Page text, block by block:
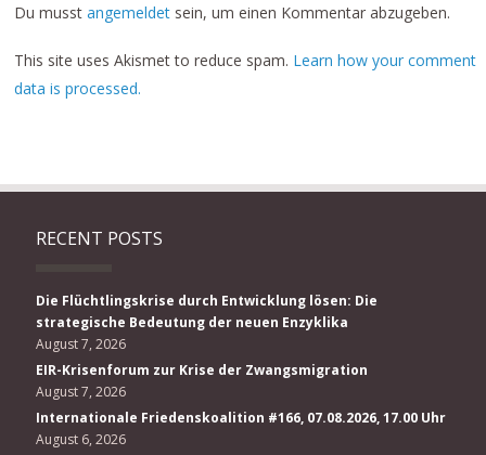
Du musstangemeldet sein, um einen Kommentar abzugeben.
This site uses Akismet to reduce spam. Learn how your comment
data is processed.
RECENT POSTS
Die Flüchtlingskrise durch Entwicklung lösen: Die
strategische Bedeutung der neuen Enzyklika
August 7, 2026
EIR-Krisenforum zur Krise der Zwangsmigration
August 7, 2026
Internationale Friedenskoalition #166, 07.08.2026, 17.00 Uhr
August 6, 2026